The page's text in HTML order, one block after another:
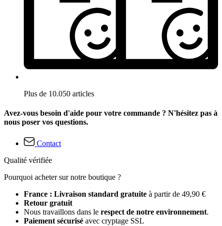
Plus de 10.050 articles
Avez-vous besoin d'aide pour votre commande ? N'hésitez pas à
nous poser vos questions.
Contact
Qualité vérifiée
Pourquoi acheter sur notre boutique ?
France : Livraison standard gratuite à partir de 49,90 €
Retour gratuit
Nous travaillons dans le respect de notre environnement.
Paiement sécurisé avec cryptage SSL